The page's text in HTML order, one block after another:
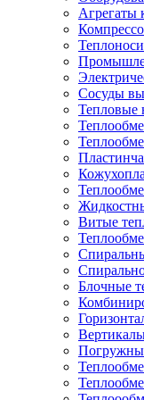
Агрегаты
Сосуды
Тепловые
Витые
Блочные